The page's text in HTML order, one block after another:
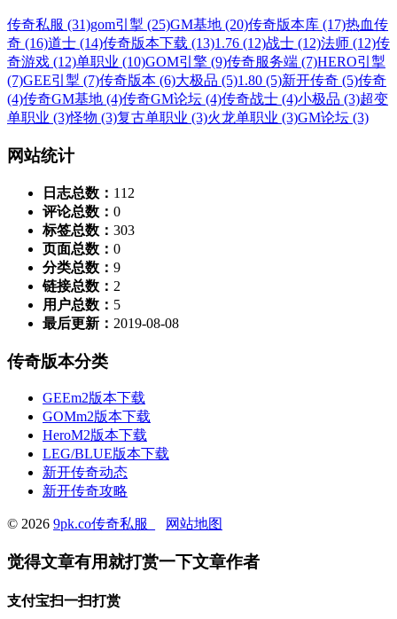
传奇私服 (31)gom引掣 (25)GM基地 (20)传奇版本库 (17)热血传
奇 (16)道士 (14)传奇版本下载 (13)1.76 (12)战士 (12)法师 (12)传
奇游戏 (12)单职业 (10)GOM引擎 (9)传奇服务端 (7)HERO引掣
(7)GEE引掣 (7)传奇版本 (6)大极品 (5)1.80 (5)新开传奇 (5)传奇
(4)传奇GM基地 (4)传奇GM论坛 (4)传奇战士 (4)小极品 (3)超变
单职业 (3)怪物 (3)复古单职业 (3)火龙单职业 (3)GM论坛 (3)
网站统计
日志总数： 112
评论总数： 0
标签总数： 303
页面总数： 0
分类总数： 9
链接总数： 2
用户总数： 5
最后更新： 2019-08-08
传奇版本分类
GEEm2版本下载
GOMm2版本下载
HeroM2版本下载
LEG/BLUE版本下载
新开传奇动态
新开传奇攻略
© 2026 9pk.co传奇私服_ 网站地图
觉得文章有用就打赏一下文章作者
支付宝扫一扫打赏